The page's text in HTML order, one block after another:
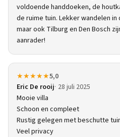
voldoende handdoeken, de
de ruime tuin. Lekker wandelen
maar ook Tilburg en Den Bosch
aanrader!
★★★★★5,0
Eric De rooij 28 juli 2025
Mooie villa
Schoon en compleet
Rustig gelegen met beschutte
Veel privacy